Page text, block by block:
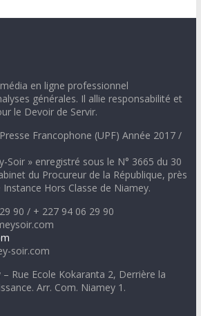
en ligne professionnel
générales. Il allie responsabilité et
le Devoir de Servir.
Francophone (UPF) Année 2017 /
Soir » enregistré sous le N° 3665 du 30
du Procureur de la République, près
Hors Classe de Niamey.
90 / + 227 94 06 29 90
soir.com
– Rue Ecole Kokaranta 2, Derrière la
Arr. Com. Niamey 1.